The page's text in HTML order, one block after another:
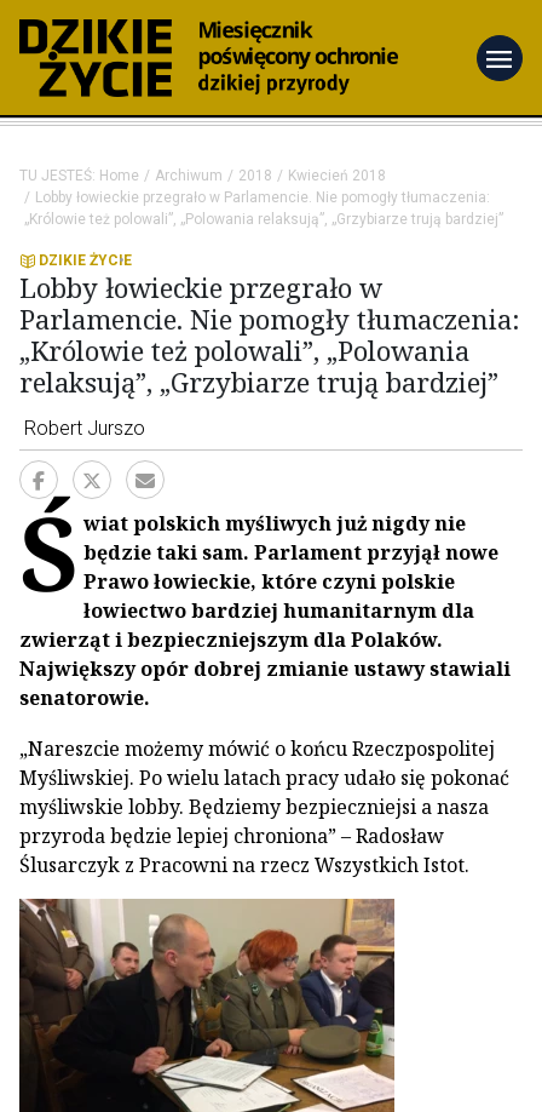
menu
TU JESTEŚ: Home Archiwum 2018
Kwiecień 2018
Lobby łowieckie przegrało w Parlamencie. Nie pomogły tłumaczenia:
„Królowie też polowali”, „Polowania relaksują”, „Grzybiarze trują bardziej”
DZIKIE ŻYCIE
Lobby łowieckie przegrało w
Parlamencie. Nie pomogły tłumaczenia:
„Królowie też polowali”, „Polowania
relaksują”, „Grzybiarze trują bardziej”
Robert Jurszo
Ś wiat polskich myśliwych już nigdy nie
będzie taki sam. Parlament przyjął nowe
Prawo łowieckie, które czyni polskie
łowiectwo bardziej humanitarnym dla
zwierząt i bezpieczniejszym dla Polaków.
Największy opór dobrej zmianie ustawy stawiali
senatorowie.
„Nareszcie możemy mówić o końcu Rzeczpospolitej
Myśliwskiej. Po wielu latach pracy udało się pokonać
myśliwskie lobby. Będziemy bezpieczniejsi a nasza
przyroda będzie lepiej chroniona” – Radosław
Ślusarczyk z Pracowni na rzecz Wszystkich Istot.